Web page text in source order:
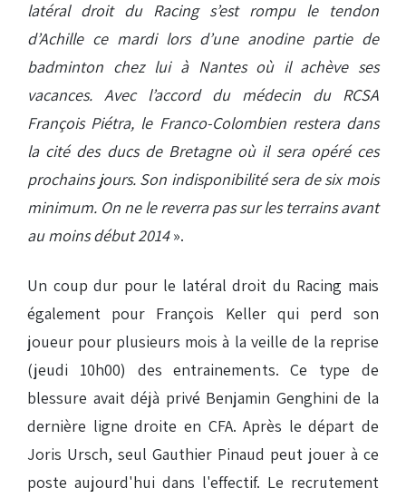
latéral droit du Racing s’est rompu le tendon
d’Achille ce mardi lors d’une anodine partie de
badminton chez lui à Nantes où il achève ses
vacances. Avec l’accord du médecin du RCSA
François Piétra, le Franco-Colombien restera dans
la cité des ducs de Bretagne où il sera opéré ces
prochains jours. Son indisponibilité sera de six mois
minimum. On ne le reverra pas sur les terrains avant
au moins début 2014».
Un coup dur pour le latéral droit du Racing mais
également pour François Keller qui perd son
joueur pour plusieurs mois à la veille de la reprise
(jeudi 10h00) des entrainements. Ce type de
blessure avait déjà privé Benjamin Genghini de la
dernière ligne droite en CFA. Après le départ de
Joris Ursch, seul Gauthier Pinaud peut jouer à ce
poste aujourd'hui dans l'effectif. Le recrutement